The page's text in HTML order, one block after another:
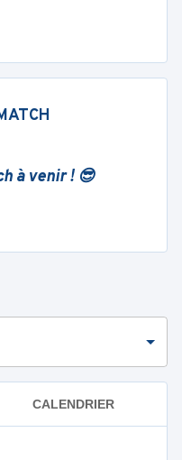
à venir ! 😎
CALENDRIER